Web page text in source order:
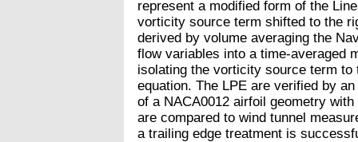
represent a modified form of the
vorticity source term shifted to the
derived by volume averaging the
flow variables into a time-averaged
isolating the vorticity source term to
equation. The LPE are verified by
of a NACA0012 airfoil geometry
are compared to wind tunnel
a trailing edge treatment is